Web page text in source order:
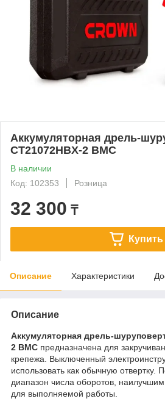
Аккумуляторная дрель-
CT21072HBX-2 BMC
В наличии
Код: 102353
Розница
32 300 ₸
Купить
Описание Характеристики
Описание
Аккумуляторная дрель-
2 BMC предназначена для
крепежа. Выключенный
использовать как обычную отвертку.
диапазон числа оборотов,
для выполняемой работы.